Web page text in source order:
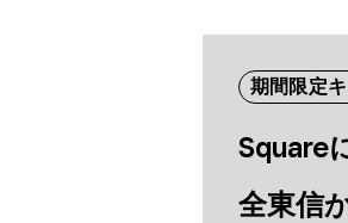
期間限定
Square
全東​信